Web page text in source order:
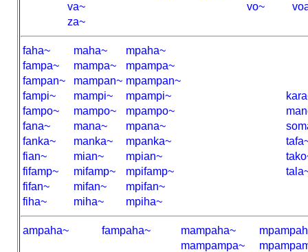
va~
vo~
za~
faha~ maha~
mpaha~
fampa~
mampa~
mpampa~
fampan~
mampan~ mpampan~
fampi~
mampi~ mpampi~
fampo~
mampo~ mpampo~
fana~
mana~ mpana~
fanka~
manka~ mpanka~
fian~
mian~ mpian~
fifamp~
mifamp~ mpifamp~
fifan~
mifan~
mpifan~
fiha~
miha~ mpiha~
ampaha~ fampaha~ mampaha~
mampampa~